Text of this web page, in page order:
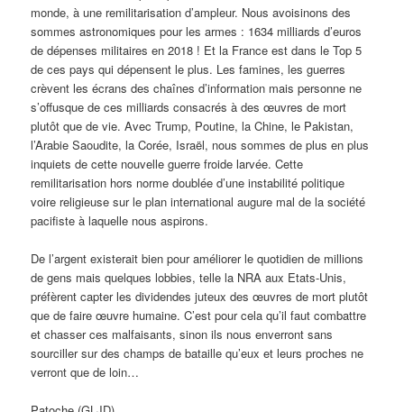
monde, à une remilitarisation d’ampleur. Nous avoisinons des
sommes astronomiques pour les armes : 1634 milliards d’euros
de dépenses militaires en 2018 ! Et la France est dans le Top 5
de ces pays qui dépensent le plus. Les famines, les guerres
crèvent les écrans des chaînes d’information mais personne ne
s’offusque de ces milliards consacrés à des œuvres de mort
plutôt que de vie. Avec Trump, Poutine, la Chine, le Pakistan,
l’Arabie Saoudite, la Corée, Israël, nous sommes de plus en plus
inquiets de cette nouvelle guerre froide larvée. Cette
remilitarisation hors norme doublée d’une instabilité politique
voire religieuse sur le plan international augure mal de la société
pacifiste à laquelle nous aspirons.
De l’argent existerait bien pour améliorer le quotidien de millions
de gens mais quelques lobbies, telle la NRA aux Etats-Unis,
préfèrent capter les dividendes juteux des œuvres de mort plutôt
que de faire œuvre humaine. C’est pour cela qu’il faut combattre
et chasser ces malfaisants, sinon ils nous enverront sans
sourciller sur des champs de bataille qu’eux et leurs proches ne
verront que de loin…